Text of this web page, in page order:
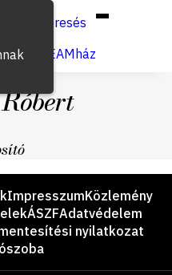
Keresés
VígSTREAMház
ImpresszumKözlemény
ÁSZFAdatvédelem
nyilatkozat